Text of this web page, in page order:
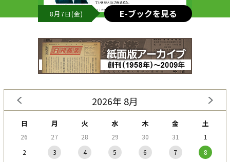
8月7日(金) E-ブックを見る
2026年 8月
日 月 火 水 木 金 土
26 27 28 29 30 31
1
2
3 4 5 6 7
8